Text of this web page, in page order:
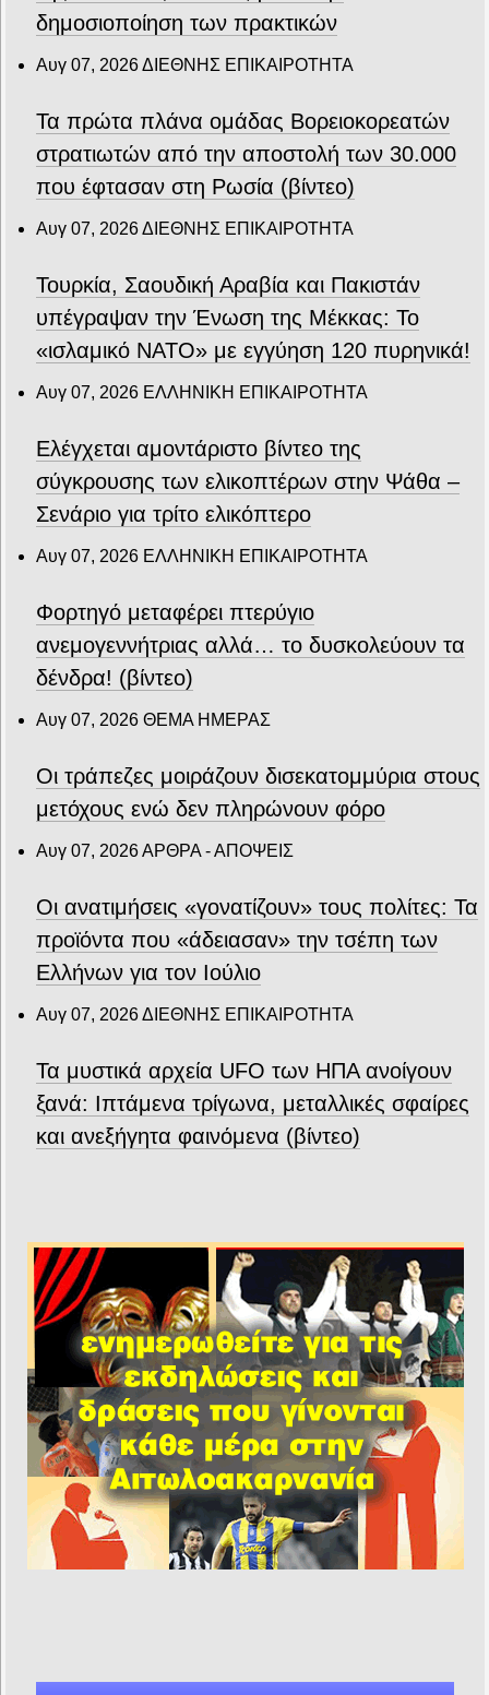
δημοσιοποίηση των πρακτικών
Αυγ 07, 2026ΔΙΕΘΝΗΣ ΕΠΙΚΑΙΡΟΤΗΤΑ
Τα πρώτα πλάνα ομάδας Βορειοκορεατών
στρατιωτών από την αποστολή των 30.000
που έφτασαν στη Ρωσία (βίντεο)
Αυγ 07, 2026ΔΙΕΘΝΗΣ ΕΠΙΚΑΙΡΟΤΗΤΑ
Τουρκία, Σαουδική Αραβία και Πακιστάν
υπέγραψαν την Ένωση της Μέκκας: Το
«ισλαμικό ΝΑΤΟ» με εγγύηση 120 πυρηνικά!
Αυγ 07, 2026 ΕΛΛΗΝΙΚΗ ΕΠΙΚΑΙΡΟΤΗΤΑ
Ελέγχεται αμοντάριστο βίντεο της
σύγκρουσης των ελικοπτέρων στην Ψάθα –
Σενάριο για τρίτο ελικόπτερο
Αυγ 07, 2026 ΕΛΛΗΝΙΚΗ ΕΠΙΚΑΙΡΟΤΗΤΑ
Φορτηγό μεταφέρει πτερύγιο
ανεμογεννήτριας αλλά… το δυσκολεύουν τα
δένδρα! (βίντεο)
Αυγ 07, 2026 ΘΕΜΑ ΗΜΕΡΑΣ
Οι τράπεζες μοιράζουν δισεκατομμύρια στους
μετόχους ενώ δεν πληρώνουν φόρο
Αυγ 07, 2026ΑΡΘΡΑ - ΑΠΟΨΕΙΣ
Οι ανατιμήσεις «γονατίζουν» τους πολίτες: Τα
προϊόντα που «άδειασαν» την τσέπη των
Ελλήνων για τον Ιούλιο
Αυγ 07, 2026ΔΙΕΘΝΗΣ ΕΠΙΚΑΙΡΟΤΗΤΑ
Τα μυστικά αρχεία UFO των ΗΠΑ ανοίγουν
ξανά: Ιπτάμενα τρίγωνα, μεταλλικές σφαίρες
και ανεξήγητα φαινόμενα (βίντεο)